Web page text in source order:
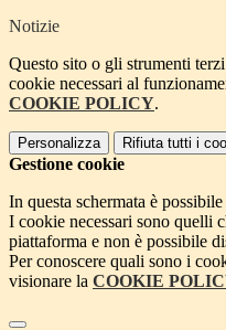
Notizie
Questo sito o gli strumenti
cookie necessari al
COOKIE POLICY.
Personalizza Rifiuta tutti i
Gestione cookie
In questa schermata è
I cookie necessari sono quelli
piattaforma e non è possibile
Per conoscere quali sono i
visionare la COOKIE